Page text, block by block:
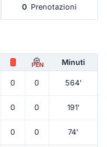
0 Prenotazioni
PEN Minuti
0 0 564'
0 0 191'
0 0 74'